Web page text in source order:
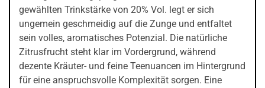
gewählten Trinkstärke von 20% Vol. legt er sich
ungemein geschmeidig auf die Zunge und entfaltet
sein volles, aromatisches Potenzial. Die natürliche
Zitrusfrucht steht klar im Vordergrund, während
dezente Kräuter- und feine Teenuancen im Hintergrund
für eine anspruchsvolle Komplexität sorgen. Eine